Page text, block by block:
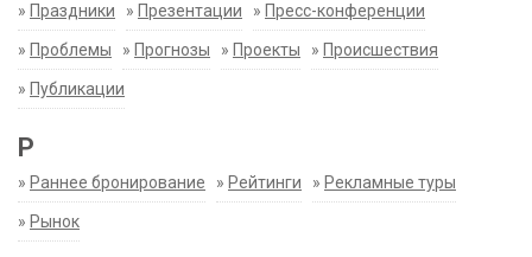
» Праздники » Презентации » Пресс-конференции
» Проблемы » Прогнозы » Проекты » Происшествия
» Публикации
Р
» Раннее бронирование » Рейтинги » Рекламные туры
» Рынок